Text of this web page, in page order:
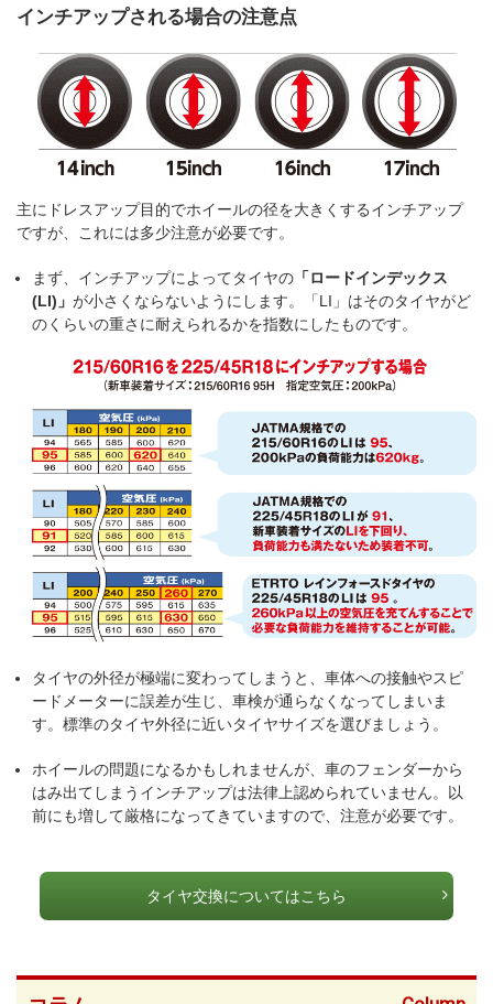
インチアップされる場合の注意点
主にドレスアップ目的でホイールの径を大きくするインチアップ
ですが、これには多少注意が必要です。
まず、インチアップによってタイヤの 「ロードインデックス
(LI)」が小さくならないようにします。「LI」はそのタイヤがど
のくらいの重さに耐えられるかを指数にしたものです。
タイヤの外径が極端に変わってしまうと、車体への接触やスピ
ードメーターに誤差が生じ、車検が通らなくなってしまいま
す。標準のタイヤ外径に近いタイヤサイズを選びましょう。
ホイールの問題になるかもしれませんが、車のフェンダーから
はみ出てしまうインチアップは法律上認められていません。以
前にも増して厳格になってきていますので、注意が必要です。
タイヤ交換についてはこちら